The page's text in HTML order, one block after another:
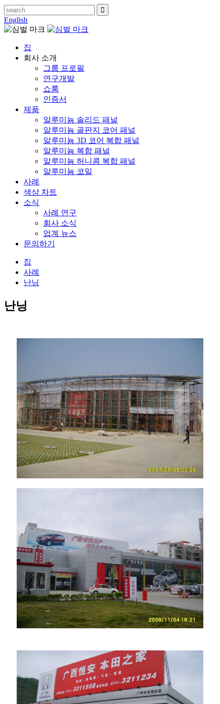
English
집
회사 소개
그룹 프로필
연구개발
쇼룸
인증서
제품
알루미늄 솔리드 패널
알루미늄 골판지 코어 패널
알루미늄 3D 코어 복합 패널
알루미늄 복합 패널
알루미늄 허니콤 복합 패널
알루미늄 코일
사례
색상 차트
소식
사례 연구
회사 소식
업계 뉴스
문의하기
집
사례
난닝
난닝